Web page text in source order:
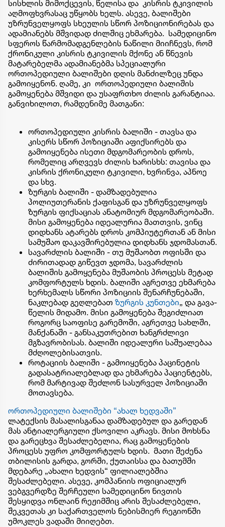
სისხლის მიმოქცევის, წელისა და კისრის ტკივილის
აღმოფხვრასაც უწყობს ხელს. ასევე, ბალიშები
უზრუნველყოფს სხეულის სწორ პოზიციონირებას და
ადამიანებს მშვიდად ძილშიც ეხმარება. სამედიცინო
სფეროს წარმომადგენლების ნაწილი მიიჩნევს, რომ
ქრონიკული კისრის ტკივილის მქონე ან წნევის
მატარებელმა ადამიანებმა სპეციალური
ორთოპედიული ბალიშები დღის მანძილზეც უნდა
გამოიყენონ. ღამე, კი ორთოპედიული ბალიშის
გამოყენება მშვიდი და უსაფრთხო ძილის გარანტიაა.
განვიხილოთ, რამდენიმე მათგანი:
ორთოპედიული კისრის ბალიში - თავსა და
კისერს სწორ პოზიციაში აფიქსირებს და
გამოიყენება ისეთი მდგომარეობის დროს,
რომელიც არღვევს ძილის ხარისხს: თავისა და
კისრის ქრონიკული ტკივილი, ხვრინვა, აპნოე
და სხვ.
ზურგის ბალიში - დამზადებულია
პოლიუთერანის ქაფისგან და უზრუნველყოფს
ზურგის ფიქსაციას ანატომიურ მდგომარეობაში.
მისი გამოყენება იდეალურია მათთვის, ვინც
დიდხანს ატარებს დროს კომპიუტერთან ან მისი
სამუშაო დაკავშირებულია დიდხანს ჯდომასთან.
სავარძლის ბალიში - თუ მუშაობთ ოფისში და
ძირითადად გიწევთ ჯდომა, სავარძლის
ბალიშის გამოყენება მუშაობის პროცესს მეტად
კომფორტულს ხდის. ბალიში აგრეთვე ეხმარება
ხერხემალს სწორი პოზიციის შენარჩუნებაში,
ნაკლებად გეღლებათ ზურგის კუნთები„ და გავა-
წელის მიდამო. მისი გამოყენება შეგიძლიათ
როგორც საოფისე გარემოში, აგრეთვე სახლში,
მანქანაში - განსაკუთრებით ხანგრძლივი
მგზავრობისას. ბალიში იდეალური საშუალებაა
მძღოლებისათვის.
როტაციის ბალიში - გამოიყენება პაცინეტის
გადასატრიალებლად და ეხმარება პაციენტებს,
რომ მარტივად შეძლონ სასურველ პოზიციაში
მოთავსება.
ორთოპედიული ბალიშები “ახალ ხედვაში”
ლატექსის მასალისგანაა დამზადებულ და გარედან
მას ანტიალერგიული ქსოვილი აკრავს. მისი მოხსნა
და გარეცხვა შესაძლებელია, რაც გამოყენების
პროცესს უფრო კომფორტულს ხდის. მათი შეძენა
თბილისის გარდა, გორში, ქუთაისსა და ბათუმში
მდებარე „ახალი ხედვის“ ფილიალებშია
შესაძლებელი. ასევე, კომპანიის ოფიციალურ
ვებგვერდზე შერჩეული სამედიცინო ნივთის
შესყიდვა ონლაინ რეჟიმშიც არის შესაძლებელი,
შეკვეთას კი საქართველოს ნებისმიერ რეგიონში
უმოკლეს ვადაში მიიღებთ.